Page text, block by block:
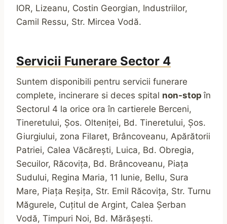
IOR, Lizeanu, Costin Georgian, Industriilor,
Camil Ressu, Str. Mircea Vodă.
Servicii Funerare Sector 4
Suntem disponibili pentru servicii funerare
complete, incinerare si deces spital non-stopîn
Sectorul 4 la orice ora în cartierele Berceni,
Tineretului, Șos. Olteniței, Bd. Tineretului, Șos.
Giurgiului, zona Filaret, Brâncoveanu, Apărătorii
Patriei, Calea Văcărești, Luica, Bd. Obregia,
Secuilor, Răcovița, Bd. Brâncoveanu, Piața
Sudului, Regina Maria, 11 Iunie, Bellu, Sura
Mare, Piața Reșița, Str. Emil Răcovița, Str. Turnu
Măgurele, Cuțitul de Argint, Calea Șerban
Vodă, Timpuri Noi, Bd. Mărășești.